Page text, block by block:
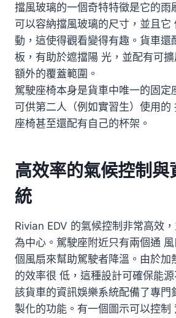
擋風玻璃的一個奇特特徵是它的雨
可以容納擋風玻璃的尺寸，並且它
動，這使得觀看變得有趣。貨車還
板，有助於遮擋陽 光，並配有可
額外的覆蓋範圍。
駕駛座椅本身是貨車中唯一的固定
可供第二人（例如實習生）使用的
座椅甚至還配有自己的杯架。
高效率的氣候控制與
統
Rivian EDV 的氣候控制非常高效
為中心。駕駛座附近只有兩個通
個風扇來幫助駕駛者降溫。由於加
的效率很 低，這種設計可確保能源
該貨車的資訊娛樂系統配備了專門
製化的功能。有一個圖示可以控制